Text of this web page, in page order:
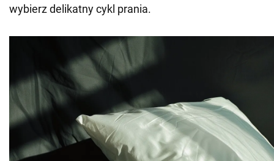
wybierz delikatny cykl prania.